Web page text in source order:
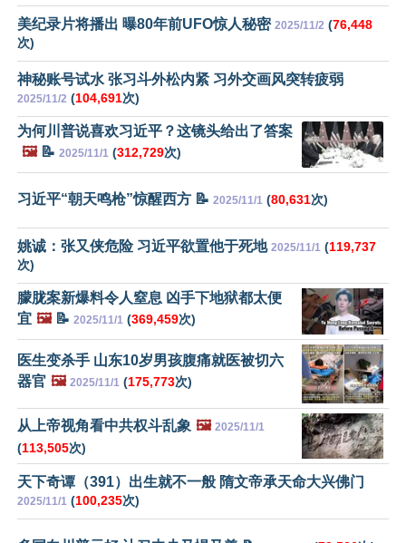
美纪录片将播出 曝80年前UFO惊人秘密 2025/11/2 (76,448
次)
神秘账号试水 张习斗外松内紧 习外交画风突转疲弱
2025/11/2 (104,691次)
为何川普说喜欢习近平？这镜头给出了答案
🖼️📝 2025/11/1 (312,729次)
习近平“朝天鸣枪”惊醒西方 📝 2025/11/1 (80,631次)
姚诚：张又侠危险 习近平欲置他于死地 2025/11/1 (119,737
次)
朦胧案新爆料令人窒息 凶手下地狱都太便
宜 🖼️📝 2025/11/1 (369,459次)
医生变杀手 山东10岁男孩腹痛就医被切六
器官 🖼️ 2025/11/1 (175,773次)
从上帝视角看中共权斗乱象 🖼️ 2025/11/1
(113,505次)
天下奇谭（391）出生就不一般 隋文帝承天命大兴佛门
2025/11/1 (100,235次)